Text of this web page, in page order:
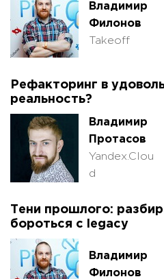
Владимир
Филонов
Takeoff
Рефакторинг в
реальность?
Владимир
Протасов
Yandex.Clou
d
Тени прошлого:
бороться с legacy
Владимир
Филонов